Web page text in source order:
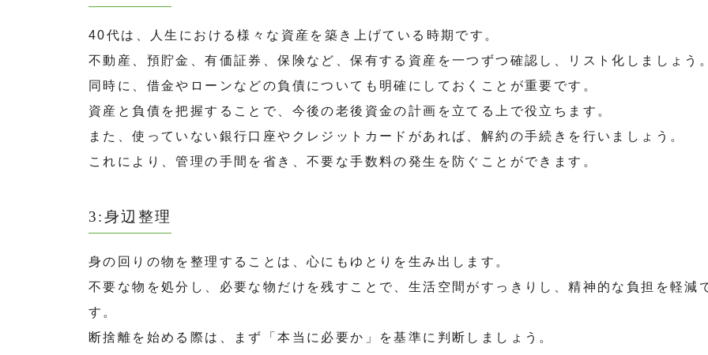
40代は、人生における様々な資産を築き上げている時期です。
不動産、預貯金、有価証券、保険など、保有する資産を一つずつ確認し、リスト化しましょう
同時に、借金やローンなどの負債についても明確にしておくことが重要です。
資産と負債を把握することで、今後の老後資金の計画を立てる上で役立ちます。
また、使っていない銀行口座やクレジットカードがあれば、解約の手続きを行いましょう。
これにより、管理の手間を省き、不要な手数料の発生を防ぐことができます。
3:身辺整理
身の回りの物を整理することは、心にもゆとりを生み出します。
不要な物を処分し、必要な物だけを残すことで、生活空間がすっきりし、精神的な負担を軽減
す。
断捨離を始める際は、まず「本当に必要か」を基準に判断しましょう。